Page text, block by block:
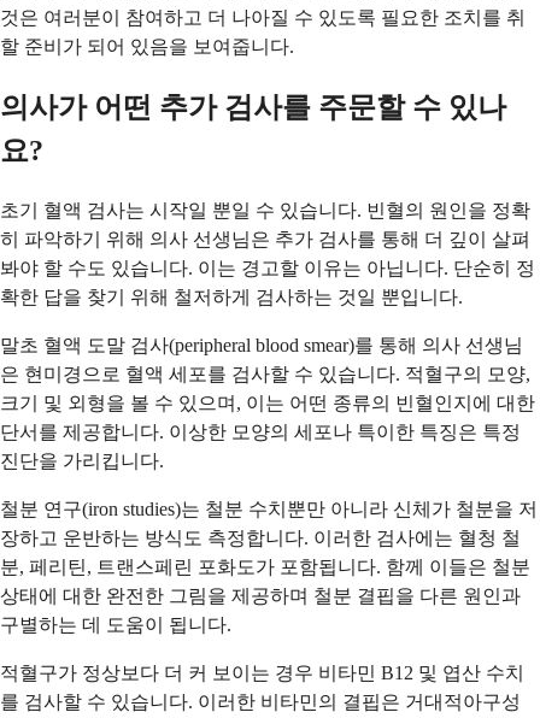
것은 여러분이 참여하고 더 나아질 수 있도록 필요한 조치를 취
할 준비가 되어 있음을 보여줍니다.
의사가 어떤 추가 검사를 주문할 수 있나
요?
초기 혈액 검사는 시작일 뿐일 수 있습니다. 빈혈의 원인을 정확
히 파악하기 위해 의사 선생님은 추가 검사를 통해 더 깊이 살펴
봐야 할 수도 있습니다. 이는 경고할 이유는 아닙니다. 단순히 정
확한 답을 찾기 위해 철저하게 검사하는 것일 뿐입니다.
말초 혈액 도말 검사(peripheral blood smear)를 통해 의사 선생님
은 현미경으로 혈액 세포를 검사할 수 있습니다. 적혈구의 모양,
크기 및 외형을 볼 수 있으며, 이는 어떤 종류의 빈혈인지에 대한
단서를 제공합니다. 이상한 모양의 세포나 특이한 특징은 특정
진단을 가리킵니다.
철분 연구(iron studies)는 철분 수치뿐만 아니라 신체가 철분을 저
장하고 운반하는 방식도 측정합니다. 이러한 검사에는 혈청 철
분, 페리틴, 트랜스페린 포화도가 포함됩니다. 함께 이들은 철분
상태에 대한 완전한 그림을 제공하며 철분 결핍을 다른 원인과
구별하는 데 도움이 됩니다.
적혈구가 정상보다 더 커 보이는 경우 비타민 B12 및 엽산 수치
를 검사할 수 있습니다. 이러한 비타민의 결핍은 거대적아구성